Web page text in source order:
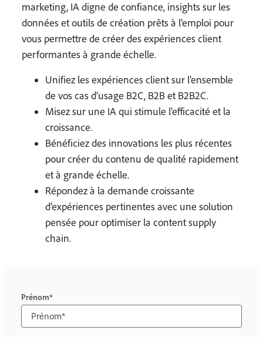
marketing, IA digne de confiance, insights sur les
données et outils de création prêts à l’emploi pour
vous permettre de créer des expériences client
performantes à grande échelle.
Unifiez les expériences client sur l’ensemble
de vos cas d’usage B2C, B2B et B2B2C.
Misez sur une IA qui stimule l’efficacité et la
croissance.
Bénéficiez des innovations les plus récentes
pour créer du contenu de qualité rapidement
et à grande échelle.
Répondez à la demande croissante
d’expériences pertinentes avec une solution
pensée pour optimiser la content supply
chain.
Prénom